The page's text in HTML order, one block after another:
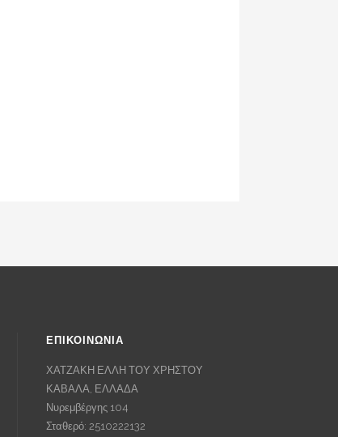
ΕΠΙΚΟΙΝΩΝΙΑ
ΧΑΤΖΑΚΗ ΕΛΛΗ ΤΟΥ ΧΡΗΣΤΟΥ
ΚΑΒΑΛΑ, ΕΛΛΑΔΑ
Νυρεμβέργης 104
Σταθερό: 2510222132